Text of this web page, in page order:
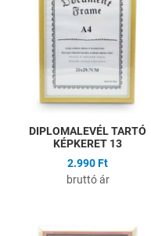
DIPLOMALEVÉL TARTÓ
KÉPKERET 13
2.990 Ft
bruttó ár